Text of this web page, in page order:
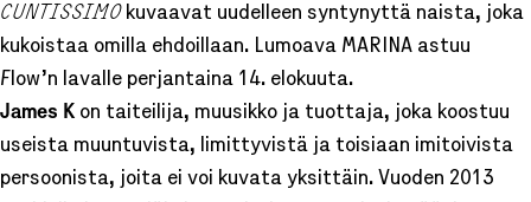
CUNTISSIMOkuvaavat uudelleen syntynyttä naista, joka
kukoistaa omilla ehdoillaan. Lumoava MARINA astuu
Flow’n lavalle perjantaina 14. elokuuta.
James K on taiteilija, muusikko ja tuottaja, joka koostuu
useista muuntuvista, limittyvistä ja toisiaan imitoivista
persoonista, joita ei voi kuvata yksittäin. Vuoden 2013